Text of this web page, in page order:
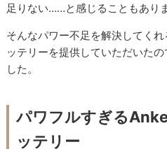
足りない……と感じることもあり
そんなパワー不足を解決してく
ッテリーを提供していただいた
した。
パワフルすぎる
ッテリー